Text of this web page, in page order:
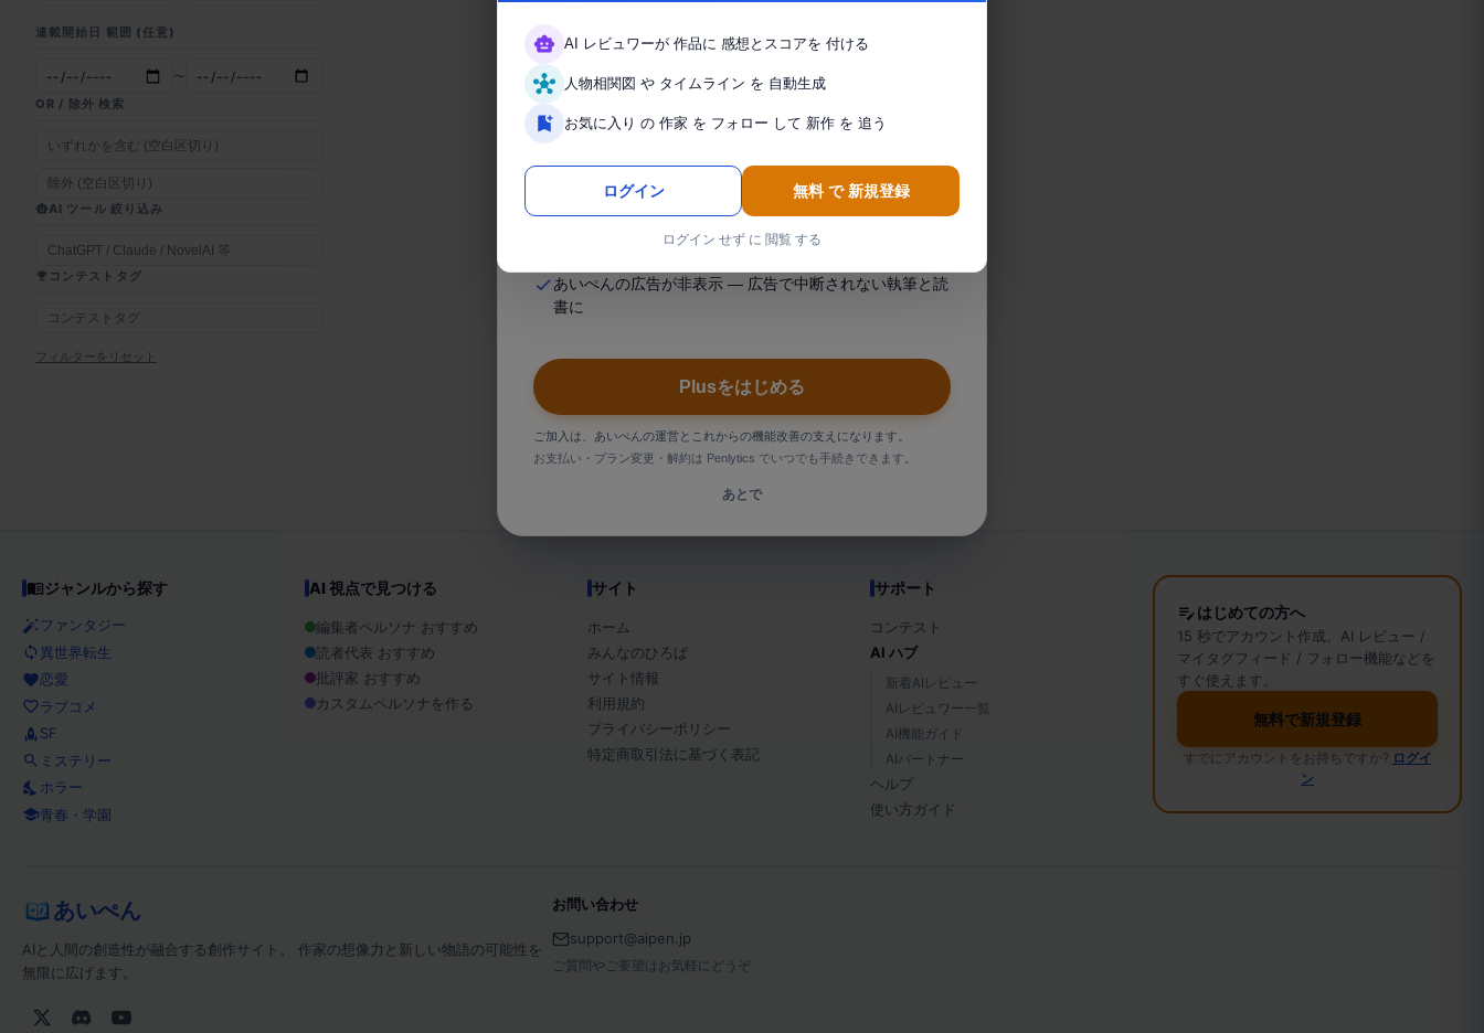
連載開始日 範囲 (任意)
〜
OR / 除外 検索
AI ツール 絞り込み
コンテストタグ
フィルターをリセット
ジャンルから探す
ファンタジー
異世界転生
恋愛
ラブコメ
SF
ミステリー
ホラー
青春・学園
AI 視点で見つける
編集者ペルソナ おすすめ
読者代表 おすすめ
批評家 おすすめ
カスタムペルソナを作る
サイト
ホーム
みんなのひろば
サイト情報
利用規約
プライバシーポリシー
特定商取引法に基づく表記
サポート
コンテスト
AI ハブ
新着AIレビュー
AIレビュワー一覧
AI機能ガイド
AIパートナー
ヘルプ
使い方ガイド
はじめての方へ
15 秒でアカウント作成。AI レビュー /
マイタグフィード / フォロー機能などを
すぐ使えます。
無料で新規登録
すでにアカウントをお持ちですか? ログイ
ン
あいぺん
AIと人間の創造性が融合する創作サイト。 作家の想像力と新しい物語の可能性を
無限に広げます。
お問い合わせ
support@aipen.jp
ご質問やご要望はお気軽にどうぞ
AIレビュー・AIプラス分析が使い放題
通常は上限に達すると、再レビュー・再分析のたびにポ
あいぺんの広告が非表示 — 広告で中断されない執筆と読
書に
Plusをはじめる
ご加入は、あいぺんの運営とこれからの機能改善の支えになります。
お支払い・プラン変更・解約は Penlytics でいつでも手続きできます。
あとで
AI レビュワーが 作品に 感想とスコアを 付ける
人物相関図 や タイムライン を 自動生成
お気に入り の 作家 を フォロー して 新作 を 追う
ログイン 無料 で 新規登録
ログイン せず に 閲覧 する